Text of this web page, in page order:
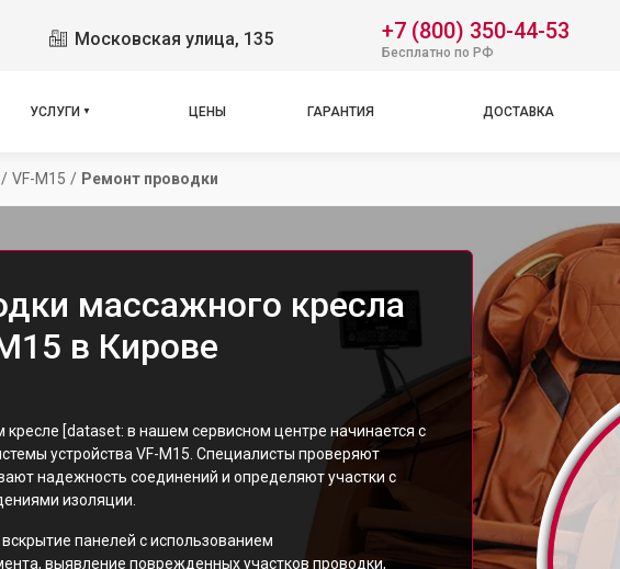
Московская улица, 135 +7 (800) 350-44-53
Бесплатно по РФ
УСЛУГИ ЦЕНЫ ГАРАНТИЯ ДОСТАВКА
/ VF-M15 / Ремонт проводки
массажного кресла
в Кирове
[dataset: в нашем сервисном центре начинается с
устройства VF-M15. Специалисты проверяют
надежность соединений и определяют участки с
изоляции.
панелей с использованием
выявление поврежденных участков проводки,